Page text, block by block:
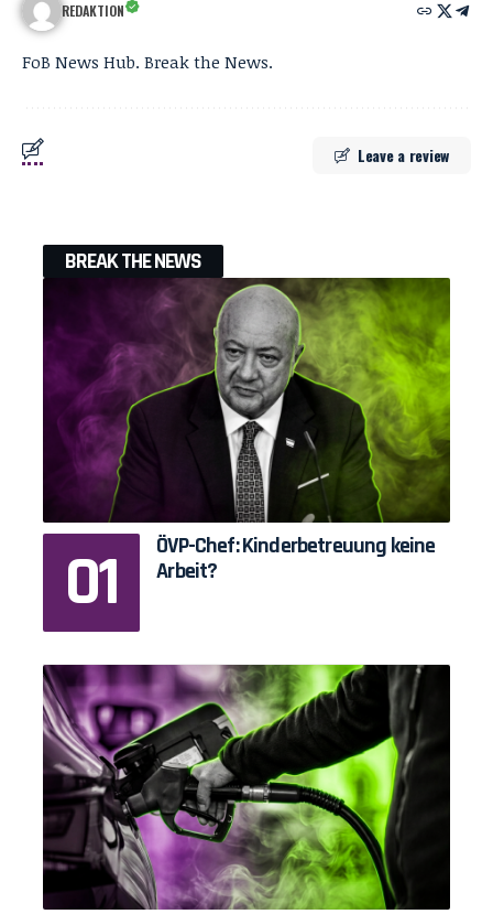
REDAKTION
FoB News Hub. Break the News.
Leave a review
BREAK THE NEWS
ÖVP-Chef: Kinderbetreuung keine
Arbeit?